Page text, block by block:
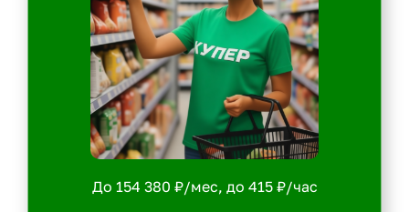
До 154 380 ₽/мес, до 415 ₽/час